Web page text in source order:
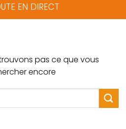
EN DIRECT
pas ce que vous
encore